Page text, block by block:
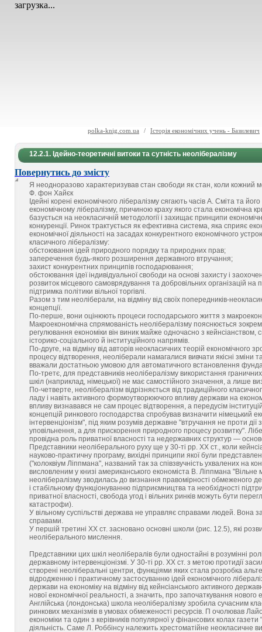
загрузка...
polka-knig.com.ua / Історія економічних учень - Базилевич
12.2.1. Ідейно-теоретичні витоки та сутність неолібералізму
Повернутись до змісту
Я неодноразово характеризував стан свободи як стан, коли кожний
Ф. фон Хайєк
Ідейні корені економічного лібералізму сягають часів А. Сміта та
економічному лібералізму, причиною краху якого стала економічна
базується на неокласичній методології і захищає принципи
конкуренції. Ринок трактується як ефективна система, яка сприяє
економічної діяльності на засадах конкурентного економічного
класичного лібералізму:
обстоювання ідей природного порядку та природних прав;
заперечення будь-якого розширення державного втручання;
захист конкурентних принципів господарювання;
обстоювання ідеї індивідуальної свободи на основі захисту і
розвиток місцевого самоврядування та добровільних організацій
підтримка політики вільної торгівлі.
Разом з тим неоліберали, на відміну від своїх попередників-
концепції.
По-перше, вони оцінюють процеси господарського життя з
Макроекономічна спрямованість неолібералізму пояснюється
регулювання економіки він виник майже одночасно з кейнсіанством,
історико-соціального й інституційного напрямів.
По-друге, на відміну від авторів неокласичних теорій економічного
процесу відтворення, неоліберали намагалися вивчати якісні
вважали достатньою умовою для автоматичного встановлення
По-третє, для представників неолібералізму використання
шкіл (наприклад, німецької) не має самостійного значення, а лише
По-четверте, неолібералізм відрізняється від традиційного
ладу і навіть активного формоутворюючого впливу держави на
впливу визнавався не сам процес відтворення, а передусім
концепцій ринкового господарства спробував визначити німецький
інтервенціонізм", під яким розумів державне "втручання не проти
уповільнення, а для прискорення природного процесу розвитку".
провідна роль приватної власності та недержавних структур —
Представники неоліберального руху ще у 30-ті pp. XX ст., коли
науково-практичну програму, вихідні принципи якої були
("колоквіум Ліппмана", названий так за співзвучність ухвалених на
висловленим у книзі американського економіста В. Ліппмана
неолібералізму зводилась до визнання правомірності обмеженого
і стабільному функціонуванню підприємництва та необхідності
приватної власності, свобода угод і вільних ринків можуть бути
катастрофи).
У вільному суспільстві держава не управляє справами людей.
справами.
У першій третині XX ст. засновано основні школи (рис. 12.5), які
неоліберального мислення.
Представники цих шкіл неолібералів були одностайні в розумінні
державному інтервенціонізмі. У 30-ті pp. XX ст. з метою протидії
створені неоліберальні центри, функціями яких стала розробка
відродженню і практичному застосуванню ідей економічного
держави на економіку на відміну від кейнсіанського активного
нової економічної реальності, а значить, про започаткування нового
Англійська (лондонська) школа неолібералізму зробила сучасним
ринкових механізмів в умовах обмеженості ресурсів. П очолював
економіки та один з керівників популярної у фінансових колах
діяльність. Саме Л. Роббінсу належить хрестоматійне неокласичне